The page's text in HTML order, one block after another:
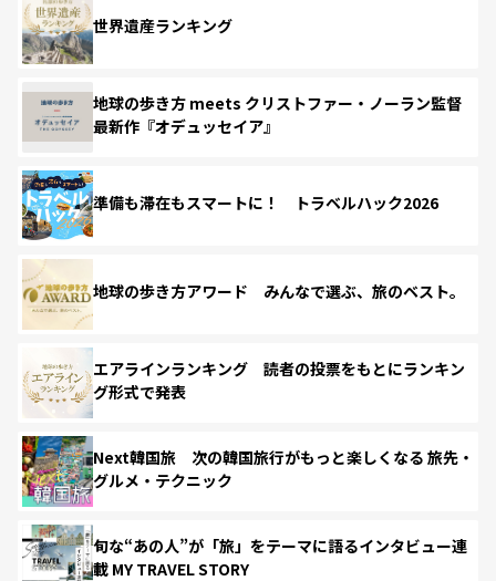
世界遺産ランキング
地球の歩き方 meets クリストファー・ノーラン監督
最新作『オデュッセイア』
準備も滞在もスマートに！ トラベルハック2026
地球の歩き方アワード みんなで選ぶ、旅のベスト。
エアラインランキング 読者の投票をもとにランキン
グ形式で発表
Next韓国旅 次の韓国旅行がもっと楽しくなる 旅先・
グルメ・テクニック
旬な“あの人”が「旅」をテーマに語るインタビュー連
載 MY TRAVEL STORY